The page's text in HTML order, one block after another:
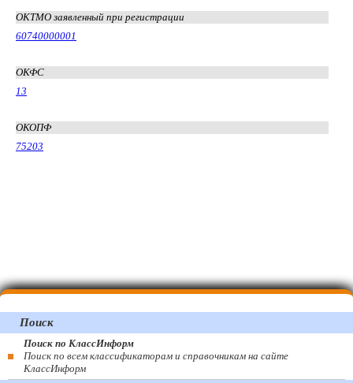
ОКТМО заявленный при регистрации
60740000001
ОКФС
13
ОКОПФ
75203
Поиск
Поиск по КлассИнформ
Поиск по всем классификаторам и справочникам на сайте
КлассИнформ